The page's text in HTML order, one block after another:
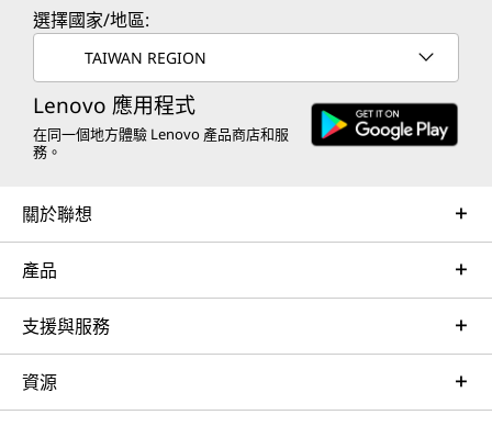
選擇國家/地區:
TAIWAN REGION
Lenovo 應用程式
在同一個地方體驗 Lenovo 產品商店和服
務。
關於聯想
產品
支援與服務
資源